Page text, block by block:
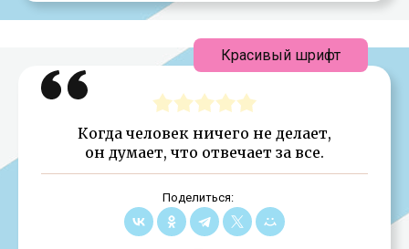
Когда человек ничего не делает,
он думает, что отвечает за все.
Поделиться:
Красивый шрифт